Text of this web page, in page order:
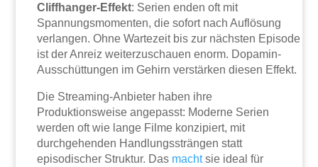
Cliffhanger-Effekt: Serien enden oft mit
Spannungsmomenten, die sofort nach Auflösung
verlangen. Ohne Wartezeit bis zur nächsten Episode
ist der Anreiz weiterzuschauen enorm. Dopamin-
Ausschüttungen im Gehirn verstärken diesen Effekt.
Die Streaming-Anbieter haben ihre
Produktionsweise angepasst: Moderne Serien
werden oft wie lange Filme konzipiert, mit
durchgehenden Handlungssträngen statt
episodischer Struktur. Das machtsie ideal für